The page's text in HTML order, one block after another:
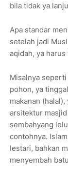
bila tidak ya
Apa standar
setelah jadi
aqidah, ya
Misalnya
pohon, ya
makanan
arsitektur
sembahyang
contohnya.
lestari, bahkan
menyembah